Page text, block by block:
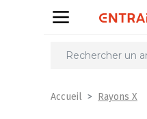
Partager
Accueil Rayons X